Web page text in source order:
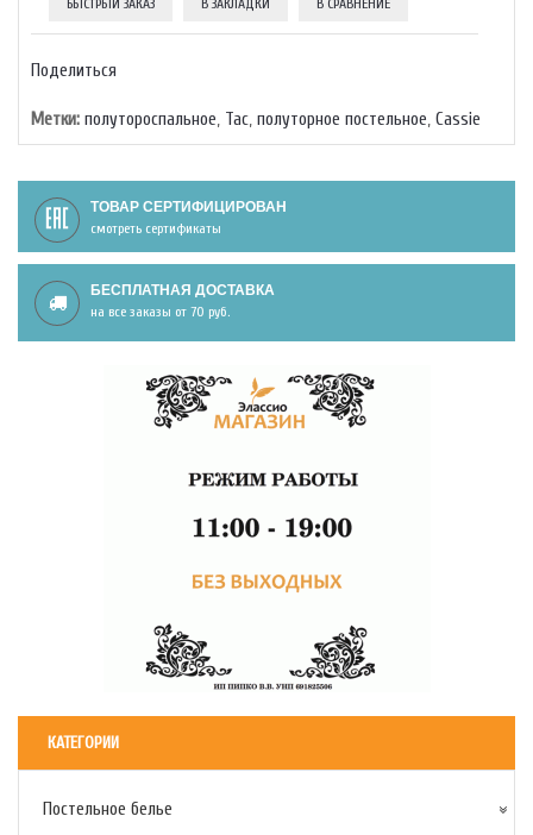
БЫСТРЫЙ ЗАКАЗ В ЗАКЛАДКИ В СРАВНЕНИЕ
Поделиться
Метки: полутороспальное, Тас, полуторное постельное, Cassie
ТОВАР СЕРТИФИЦИРОВАН
смотреть сертификаты
БЕСПЛАТНАЯ ДОСТАВКА
на все заказы от 70 руб.
КАТЕГОРИИ
Постельное белье